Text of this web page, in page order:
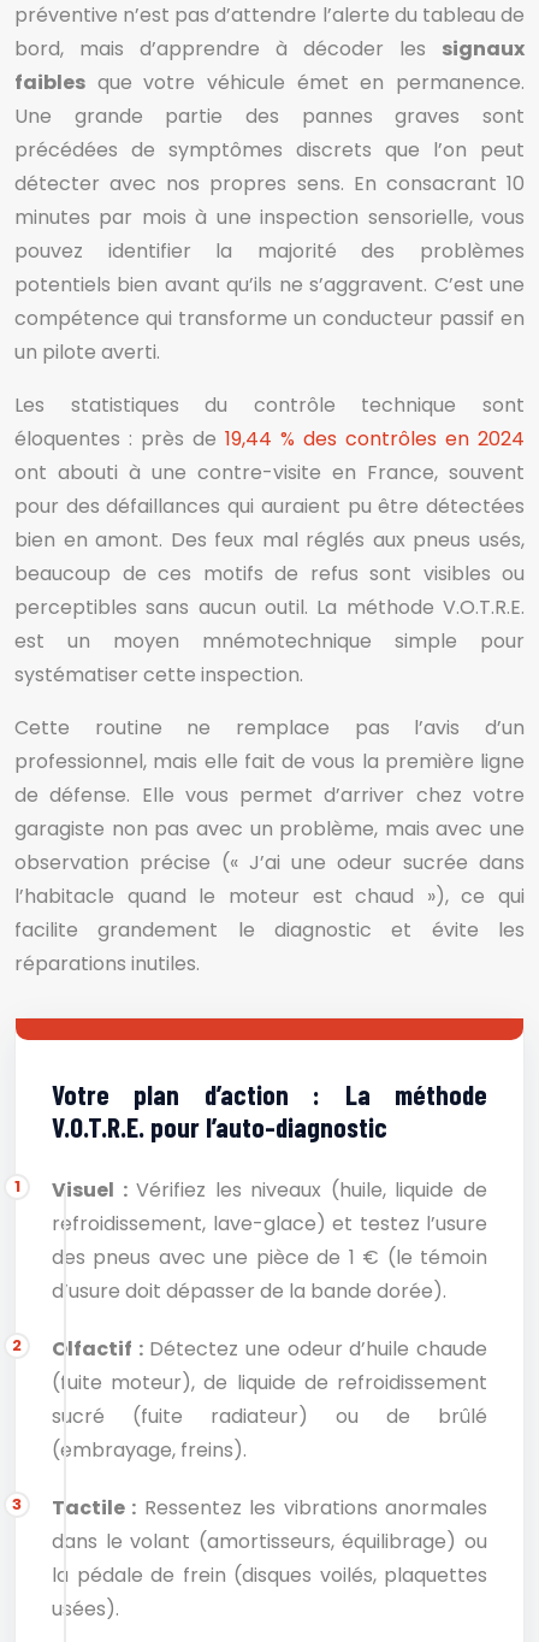
préventive n’est pas d’attendre l’alerte du tableau de
bord, mais d’apprendre à décoder les signaux
faibles que votre véhicule émet en permanence.
Une grande partie des pannes graves sont
précédées de symptômes discrets que l’on peut
détecter avec nos propres sens. En consacrant 10
minutes par mois à une inspection sensorielle, vous
pouvez identifier la majorité des problèmes
potentiels bien avant qu’ils ne s’aggravent. C’est une
compétence qui transforme un conducteur passif en
un pilote averti.
Les statistiques du contrôle technique sont
éloquentes : près de 19,44 % des contrôles en 2024
ont abouti à une contre-visite en France, souvent
pour des défaillances qui auraient pu être détectées
bien en amont. Des feux mal réglés aux pneus usés,
beaucoup de ces motifs de refus sont visibles ou
perceptibles sans aucun outil. La méthode V.O.T.R.E.
est un moyen mnémotechnique simple pour
systématiser cette inspection.
Cette routine ne remplace pas l’avis d’un
professionnel, mais elle fait de vous la première ligne
de défense. Elle vous permet d’arriver chez votre
garagiste non pas avec un problème, mais avec une
observation précise (« J’ai une odeur sucrée dans
l’habitacle quand le moteur est chaud »), ce qui
facilite grandement le diagnostic et évite les
réparations inutiles.
Votre plan d’action : La méthode
V.O.T.R.E. pour l’auto-diagnostic
Visuel :Vérifiez les niveaux (huile, liquide de
refroidissement, lave-glace) et testez l’usure
des pneus avec une pièce de 1 € (le témoin
d’usure doit dépasser de la bande dorée).
Olfactif :Détectez une odeur d’huile chaude
(fuite moteur), de liquide de refroidissement
sucré (fuite radiateur) ou de brûlé
(embrayage, freins).
Tactile : Ressentez les vibrations anormales
dans le volant (amortisseurs, équilibrage) ou
la pédale de frein (disques voilés, plaquettes
usées).